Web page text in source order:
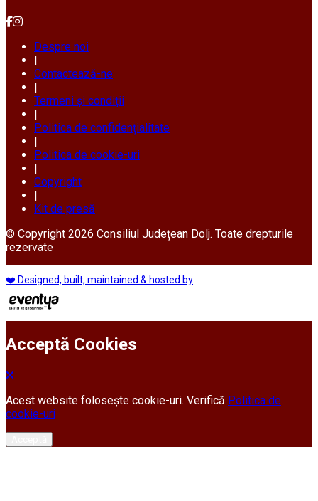
Despre noi
|
Contactează-ne
|
Termeni și condiții
|
Politica de confidențialitate
|
Politica de cookie-uri
|
Copyright
|
Kit de presă
© Copyright 2026 Consiliul Județean Dolj. Toate drepturile
rezervate
❤️ Designed, built, maintained & hosted by
Acceptă Cookies
Acest website folosește cookie-uri. Verifică Politica de
cookie-uri